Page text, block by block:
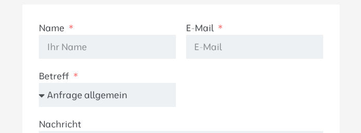
Name E-Mail
Betreff
Nachricht